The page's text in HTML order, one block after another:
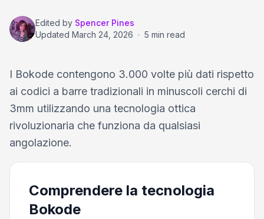
Edited by Spencer Pines
Updated March 24, 2026 · 5 min read
I Bokode contengono 3.000 volte più dati rispetto
ai codici a barre tradizionali in minuscoli cerchi di
3mm utilizzando una tecnologia ottica
rivoluzionaria che funziona da qualsiasi
angolazione.
Comprendere la tecnologia
Bokode